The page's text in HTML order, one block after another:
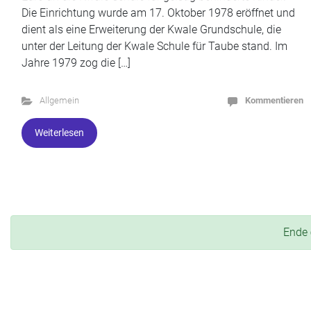
Die Einrichtung wurde am 17. Oktober 1978 eröffnet und
dient als eine Erweiterung der Kwale Grundschule, die
unter der Leitung der Kwale Schule für Taube stand. Im
Jahre 1979 zog die […]
Allgemein Kommentieren
Weiterlesen
Ende